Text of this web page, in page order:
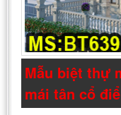
Mẫu biệt thự
mái tân cổ